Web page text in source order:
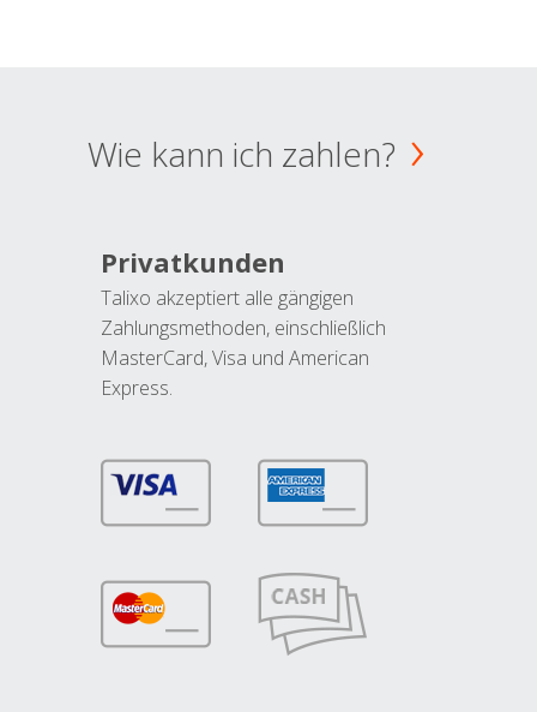
Wie kann ich zahlen?
Privatkunden
Talixo akzeptiert alle gängigen
Zahlungsmethoden, einschließlich
MasterCard, Visa und American
Express.